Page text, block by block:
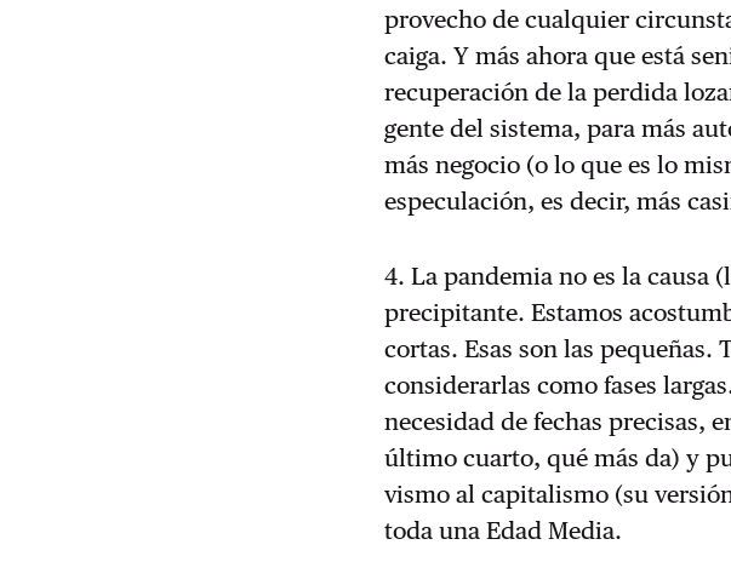
provecho de cualquier
caiga. Y más ahora que está
recuperación de la perdida
gente del sistema, para más
más negocio (o lo que es lo
especulación, es decir, más
4. La pandemia no es la causa
precipitante. Esta­mos
cortas. Esas son las pequeñas.
considerarlas como fases
necesidad de fechas precisas,
último cuarto, qué más da) y
vismo al capitalismo (su
toda una Edad Media.